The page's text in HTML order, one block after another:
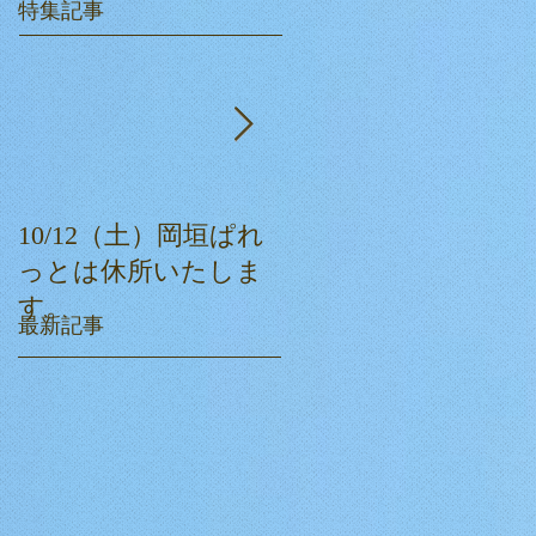
特集記事
10/12（土）岡垣ぱれ
っとは休所いたしま
す。
ぱれっとクリスマス
会☆
最新記事